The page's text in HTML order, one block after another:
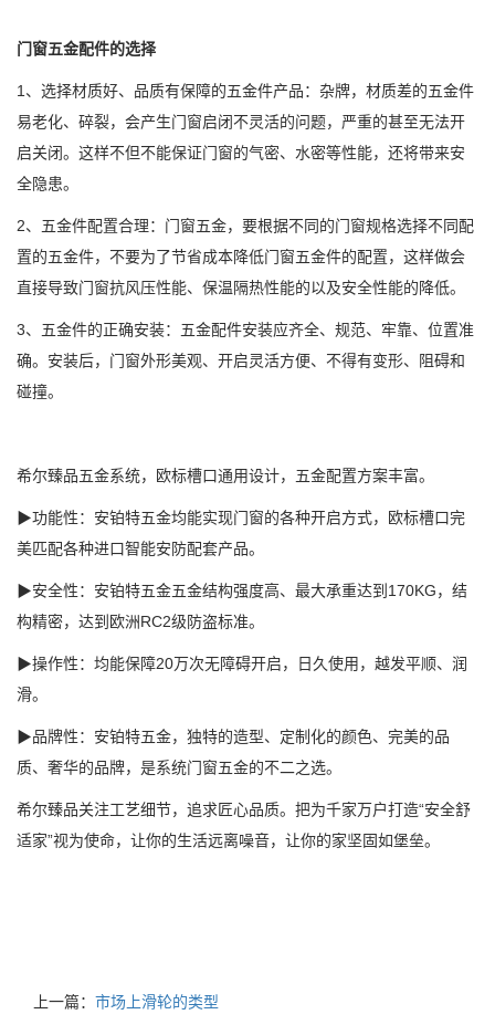
门窗五金配件的选择
1、选择材质好、品质有保障的五金件产品：杂牌，材质差的五金件
易老化、碎裂，会产生门窗启闭不灵活的问题，严重的甚至无法开
启关闭。这样不但不能保证门窗的气密、水密等性能，还将带来安
全隐患。
2、五金件配置合理：门窗五金，要根据不同的门窗规格选择不同配
置的五金件，不要为了节省成本降低门窗五金件的配置，这样做会
直接导致门窗抗风压性能、保温隔热性能的以及安全性能的降低。
3、五金件的正确安装：五金配件安装应齐全、规范、牢靠、位置准
确。安装后，门窗外形美观、开启灵活方便、不得有变形、阻碍和
碰撞。
希尔臻品五金系统，欧标槽口通用设计，五金配置方案丰富。
▶功能性：安铂特五金均能实现门窗的各种开启方式，欧标槽口完
美匹配各种进口智能安防配套产品。
▶安全性：安铂特五金五金结构强度高、最大承重达到170KG，结
构精密，达到欧洲RC2级防盗标准。
▶操作性：均能保障20万次无障碍开启，日久使用，越发平顺、润
滑。
▶品牌性：安铂特五金，独特的造型、定制化的颜色、完美的品
质、奢华的品牌，是系统门窗五金的不二之选。
希尔臻品关注工艺细节，追求匠心品质。把为千家万户打造“安全舒
适家”视为使命，让你的生活远离噪音，让你的家坚固如堡垒。
上一篇： 市场上滑轮的类型